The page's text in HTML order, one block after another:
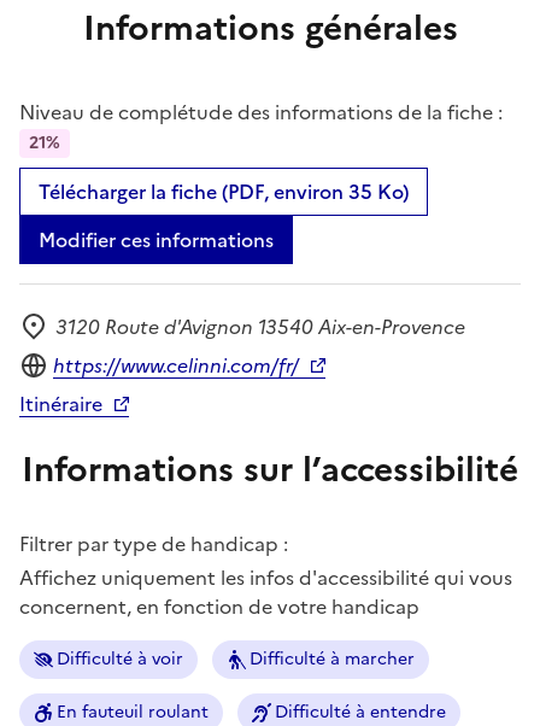
Informations générales
Niveau de complétude des informations de la fiche :
21%
Télécharger la fiche (PDF, environ 35 Ko)
Modifier ces informations
Adresse
3120 Route d'Avignon 13540 Aix-en-Provence
Site internet
https://www.celinni.com/fr/
Itinéraire
Informations sur l’accessibilité
Filtrer par type de handicap :
Affichez uniquement les infos d'accessibilité qui vous
concernent, en fonction de votre handicap
Difficulté à voir Difficulté à marcher
En fauteuil roulant Difficulté à entendre